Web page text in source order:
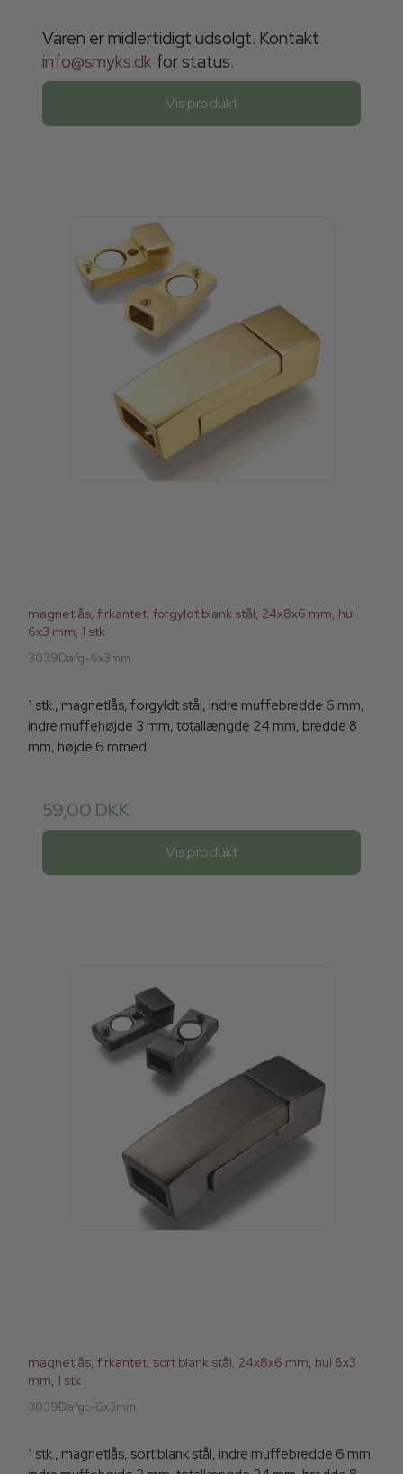
Varen er midlertidigt udsolgt. Kontakt
info@smyks.dk for status.
Vis produkt
magnetlås, firkantet, forgyldt blank stål, 24x8x6 mm, hul
6x3 mm, 1 stk
3039Dafg-6x3mm
1 stk., magnetlås, forgyldt stål, indre muffebredde 6 mm,
indre muffehøjde 3 mm, totallængde 24 mm, bredde 8
mm, højde 6 mmed
59,00 DKK
Vis produkt
magnetlås, firkantet, sort blank stål, 24x8x6 mm, hul 6x3
mm, 1 stk
3039Dafgc-6x3mm
1 stk., magnetlås, sort blank stål, indre muffebredde 6 mm,